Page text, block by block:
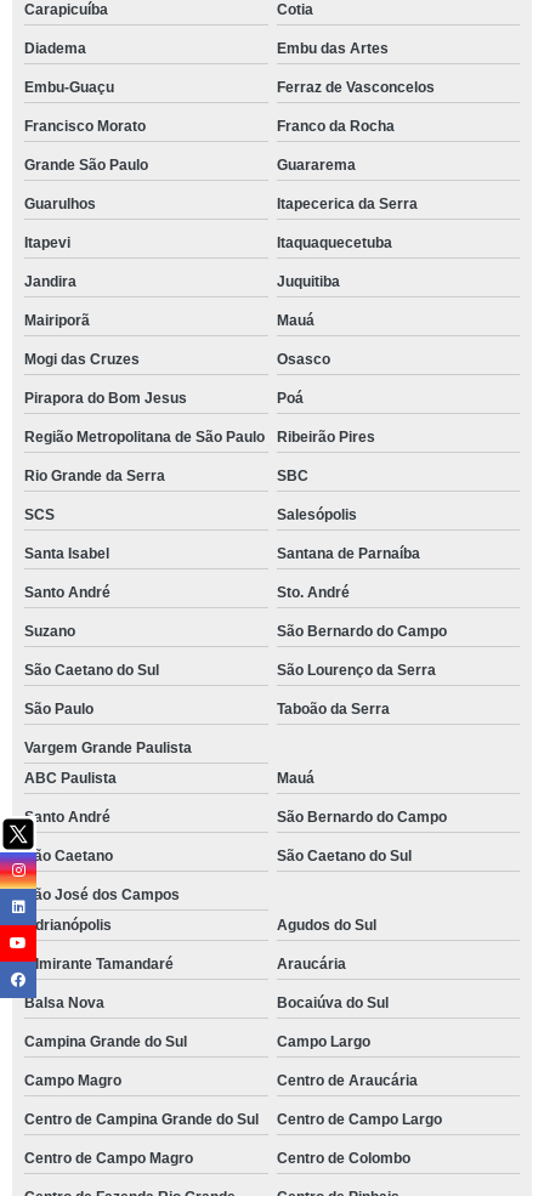
Carapicuíba Cotia
Diadema Embu das Artes
Embu-Guaçu Ferraz de Vasconcelos
Francisco Morato Franco da Rocha
Grande São Paulo Guararema
Guarulhos Itapecerica da Serra
Itapevi Itaquaquecetuba
Jandira Juquitiba
Mairiporã Mauá
Mogi das Cruzes Osasco
Pirapora do Bom Jesus Poá
Região Metropolitana de São Paulo Ribeirão Pires
Rio Grande da Serra SBC
SCS Salesópolis
Santa Isabel Santana de Parnaíba
Santo André Sto. André
Suzano São Bernardo do Campo
São Caetano do Sul São Lourenço da Serra
São Paulo Taboão da Serra
Vargem Grande Paulista
ABC Paulista
Mauá
Santo André São Bernardo do Campo
São Caetano São Caetano do Sul
São José dos Campos
Adrianópolis
Agudos do Sul
Almirante Tamandaré Araucária
Balsa Nova Bocaiúva do Sul
Campina Grande do Sul Campo Largo
Campo Magro Centro de Araucária
Centro de Campina Grande do Sul Centro de Campo Largo
Centro de Campo Magro Centro de Colombo